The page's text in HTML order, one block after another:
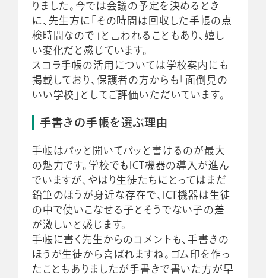
りました。今では会議の予定を決めるとき
に、先生方に「その時間は回収した手帳の点
検時間なので」と言われることもあり、嬉し
い変化だと感じています。
スコラ手帳の活用については学校案内にも
掲載しており、保護者の方からも「面倒見の
いい学校」としてご評価いただいています。
手書きの手帳を選ぶ理由
手帳はパッと開いてパッと書けるのが最大
の魅力です。学校でもICT機器の導入が進ん
でいますが、やはり生徒たちにとってはまだ
鉛筆のほうが身近な存在で、ICT機器は生徒
の中で使いこなせる子とそうでない子の差
が激しいと感じます。
手帳に書く先生からのコメントも、手書きの
ほうが生徒から喜ばれますね。ゴム印を作っ
たこともありましたが手書きで書いた方が早